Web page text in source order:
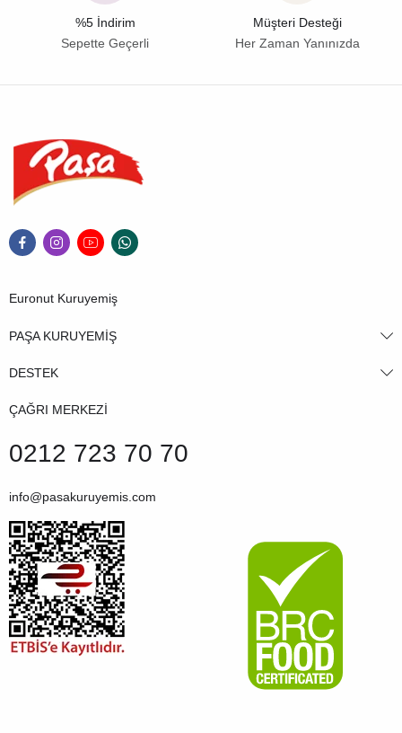
%5 İndirim
Sepette Geçerli
Müşteri Desteği
Her Zaman Yanınızda
Euronut Kuruyemiş
PAŞA KURUYEMİŞ
DESTEK
ÇAĞRI MERKEZİ
0212 723 70 70
info@pasakuruyemis.com